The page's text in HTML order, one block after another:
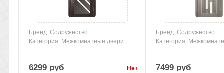
Бренд: Содружество
Категория: Межкомнатные двери
6299 руб Нет
Бренд: Содружество
Категория:
7499 руб